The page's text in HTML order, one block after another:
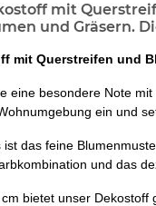
mit
und Gräsern.
mit Querstreifen und
eine besondere Note
ein und
ist das feine
und das
bietet unser